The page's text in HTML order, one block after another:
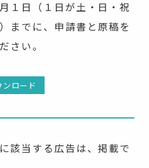
１日（１日が土・日・祝
までに、申請書と原稿を
さい。
ンロード
該当する広告は、掲載で